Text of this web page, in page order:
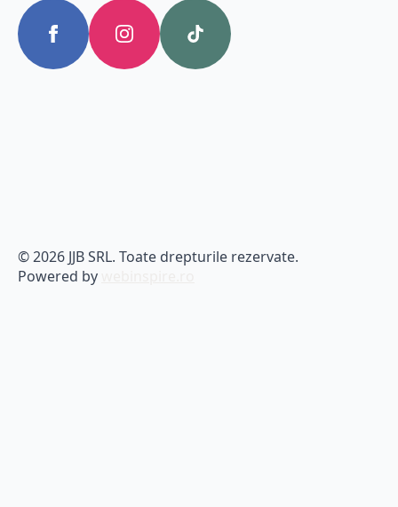
© 2026 JJB SRL. Toate drepturile rezervate.
Powered by